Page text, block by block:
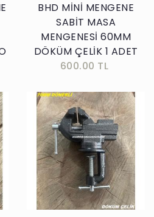
BHD MİNİ MENGENE
SABİT MASA
MENGENESİ 60MM
DÖKÜM ÇELİK 1 ADET
600.00 TL